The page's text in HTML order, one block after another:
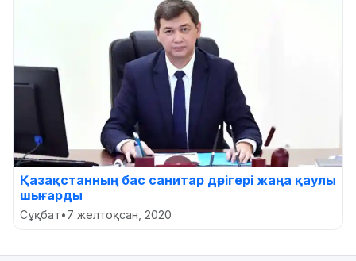
Қазақстанның бас санитар дәрігері жаңа қаулы
шығарды
Сұқбат•7 желтоқсан, 2020